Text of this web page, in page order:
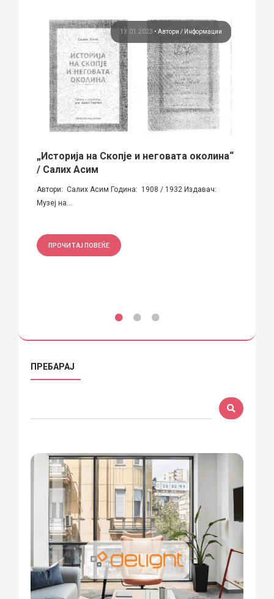
13.01.2023 • Автори Информации
„Историја на Скопје и неговата околина“
/ Салих Асим
Автори: Салих Асим Година: 1908 / 1932 Издавач:
Музеј на...
ПРОЧИТАЈ ПОВЕЌЕ
ПРЕБАРАЈ